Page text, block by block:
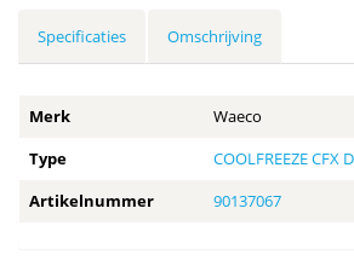
Specificaties Omschrijving
Merk
Waeco
Type
COOLFREEZE CFX
Artikelnummer
90137067